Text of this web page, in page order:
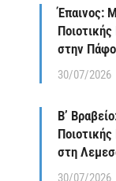
Έπαινος:
στην Πάφο
30/07/2026
Β’
στη
30/07/2026